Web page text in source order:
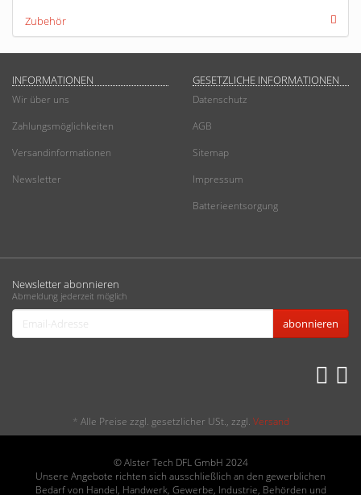
Zubehör
INFORMATIONEN
Wir über uns
Zahlungsmöglichkeiten
Versandinformationen
Newsletter
GESETZLICHE INFORMATIONEN
Datenschutz
AGB
Sitemap
Impressum
Batterieentsorgung
Newsletter abonnieren
Abmeldung jederzeit möglich
Email-
Adresse
abonnieren
* Alle Preise zzgl. gesetzlicher USt., zzgl. Versand
© Alster Tech DFL GmbH 2024
Unsere Angebote richten sich ausschließlich an den gewerblichen
Bedarf von Handel, Handwerk, Gewerbe, Industrie, Behörden und